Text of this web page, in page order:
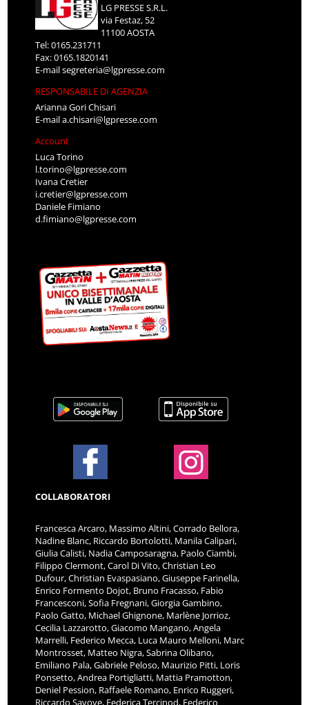
LG PRESSE S.R.L.
via Festaz, 52
11100 AOSTA
Tel: 0165.231711
Fax: 0165.1820141
E-mailsegreteria@lgpresse.com
RESPONSABILE DI AGENZIA
Arianna Gori Chisari
E-maila.chisari@lgpresse.com
Account
Luca Torino
l.torino@lgpresse.com
Ivana Cretier
i.cretier@lgpresse.com
Daniele Fimiano
d.fimiano@lgpresse.com
COLLABORATORI
Francesca Arcaro, Massimo Altini, Corrado Bellora,
Nadine Blanc, Riccardo Bortolotti, Manila Calipari,
Giulia Calisti, Nadia Camposaragna, Paolo Ciambi,
Filippo Clermont, Carol Di Vito, Christian Leo
Dufour, Christian Evaspasiano, Giuseppe Farinella,
Enrico Formento Dojot, Bruno Fracasso, Fabio
Francesconi, Sofia Fregnani, Giorgia Gambino,
Paolo Gatto, Michael Ghignone, Marlène Jorrioz,
Cecilia Lazzarotto, Giacomo Mangano, Angela
Marrelli, Federico Mecca, Luca Mauro Melloni, Marc
Montrosset, Matteo Nigra, Sabrina Olibano,
Emiliano Pala, Gabriele Peloso, Maurizio Pitti, Loris
Ponsetto, Andrea Portigliatti, Mattia Pramotton,
Deniel Pession, Raffaele Romano, Enrico Ruggeri,
Riccardo Savoye, Federica Tercinod, Federico